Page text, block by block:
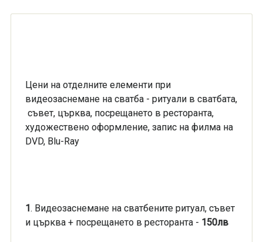
Цени на отделните елементи при
видеозаснемане на сватба - ритуали в сватбата,
съвет, църква, посрещането в ресторанта,
художествено оформление, запис на филма на
DVD, Blu-Ray
1. Видеозаснемане на сватбените ритуал, съвет
и църква + посрещането в ресторанта - 150лв